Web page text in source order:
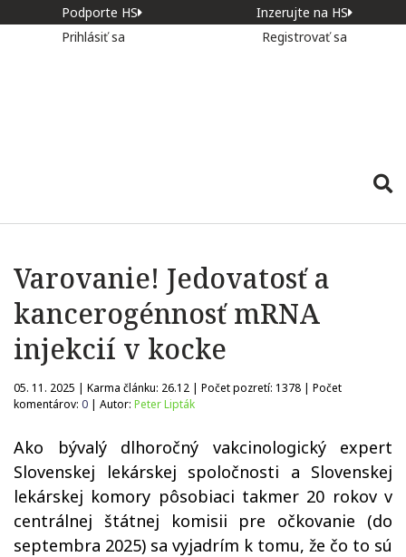
Podporte HS
Inzerujte na HS
Prihlásiť sa
Registrovať sa
Varovanie! Jedovatosť a
kancerogénnosť mRNA
injekcií v kocke
05. 11. 2025 | Karma článku: 26.12 | Počet pozretí: 1378 | Počet
komentárov: 0 | Autor: Peter Lipták
Ako bývalý dlhoročný vakcinologický expert
Slovenskej lekárskej spoločnosti a Slovenskej
lekárskej komory pôsobiaci takmer 20 rokov v
centrálnej štátnej komisii pre očkovanie (do
septembra 2025) sa vyjadrím k tomu, že čo to sú